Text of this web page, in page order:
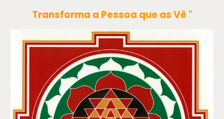
Transforma a Pessoa que as Vê "